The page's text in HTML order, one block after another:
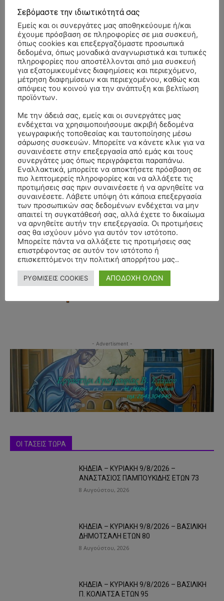
- Advertisment -
- Advertisment -
ΟΙ ΤΑΣΕΙΣ ΤΩΡΑ
ΚΗΔΕΙΑ – ΚΥΡΙΑΚΗ 9/8/2026 –
ΑΝΑΣΤΑΣΙΟΣ ΠΑΜΠΟΥΚΙΔΗΣ ΕΤΩΝ 73
8 Αυγούστου, 2026
ΚΗΔΕΙΑ – ΚΥΡΙΑΚΗ 9/8/2026 – ΒΑΣΙΛΙΚΗ
ΔΗΜΟΤΣΑΛΗ ΕΤΩΝ 80
8 Αυγούστου, 2026
ΚΗΔΕΙΑ – ΚΥΡΙΑΚΗ 9/8/2026 – ΒΑΣΙΛΙΚΗ
Π. ΚΟΛΙΑΤΣΑ ΕΤΩΝ 95
Σεβόμαστε την ιδιωτικότητά σας
Εμείς και οι συνεργάτες μας αποθηκεύουμε ή/και
έχουμε πρόσβαση σε πληροφορίες σε μια συσκευή,
όπως cookies και επεξεργαζόμαστε προσωπικά
δεδομένα, όπως μοναδικά αναγνωριστικά και τυπικές
πληροφορίες που αποστέλλονται από μια συσκευή
για εξατομικευμένες διαφημίσεις και περιεχόμενο,
μέτρηση διαφημίσεων και περιεχομένου, καθώς και
απόψεις του κοινού για την ανάπτυξη και βελτίωση
προϊόντων.
Με την άδειά σας, εμείς και οι συνεργάτες μας
ενδέχεται να χρησιμοποιήσουμε ακριβή δεδομένα
γεωγραφικής τοποθεσίας και ταυτοποίησης μέσω
σάρωσης συσκευών. Μπορείτε να κάνετε κλικ για να
συναινέσετε στην επεξεργασία από εμάς και τους
συνεργάτες μας όπως περιγράφεται παραπάνω.
Εναλλακτικά, μπορείτε να αποκτήσετε πρόσβαση σε
πιο λεπτομερείς πληροφορίες και να αλλάξετε τις
προτιμήσεις σας πριν συναινέσετε ή να αρνηθείτε να
συναινέσετε. Λάβετε υπόψη ότι κάποια επεξεργασία
των προσωπικών σας δεδομένων ενδέχεται να μην
απαιτεί τη συγκατάθεσή σας, αλλά έχετε το δικαίωμα
να αρνηθείτε αυτήν την επεξεργασία. Οι προτιμήσεις
σας θα ισχύουν μόνο για αυτόν τον ιστότοπο.
Μπορείτε πάντα να αλλάξετε τις προτιμήσεις σας
επιστρέφοντας σε αυτόν τον ιστότοπο ή
επισκεπτόμενοι την πολιτική απορρήτου μας..
ΡΥΘΜΙΣΕΙΣ COOKIES ΑΠΟΔΟΧΗ ΟΛΩΝ